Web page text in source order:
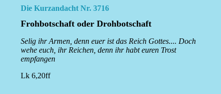
Die Kurzandacht Nr. 3716
Frohbotschaft oder Drohbotschaft
Selig ihr Armen, denn euer ist das Reich Gottes.... Doch
wehe euch, ihr Reichen, denn ihr habt euren Trost
empfangen
Lk 6,20ff